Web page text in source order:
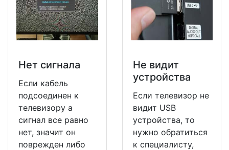
Нет сигнала
Если кабель
подсоединен к
телевизору а
сигнал все равно
нет, значит он
поврежден либо
Не видит
устройства
Если телевизор не
видит USB
устройства, то
нужно обратиться
к специалисту,